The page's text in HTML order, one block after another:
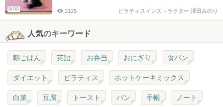
BLOG ピラティスインストラクター 澤田みのり
2125
人気のキーワード
朝ごはん 英語 お弁当 おにぎり 食パン
ダイエット ピラティス ホットケーキミックス
白菜 豆腐 トースト パン 手帳 ノート